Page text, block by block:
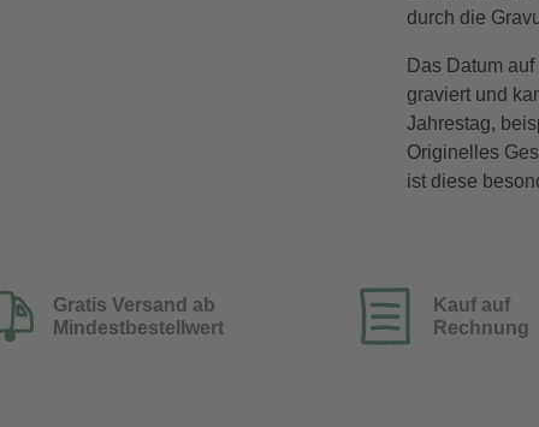
durch die
Das Datum
graviert und
Jahrestag,
Originelles
ist diese
Gratis Versand ab
Mindestbestellwert
Kauf auf
Rechnung